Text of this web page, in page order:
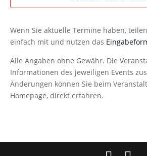
Wenn Sie aktuelle Termine haben,
einfach mit und nutzen das
Alle Angaben ohne Gewähr. Die
Informationen des jeweiligen Events
Änderungen können Sie beim
Homepage, direkt erfahren.